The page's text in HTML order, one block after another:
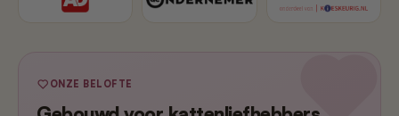
ONZE BELOFTE